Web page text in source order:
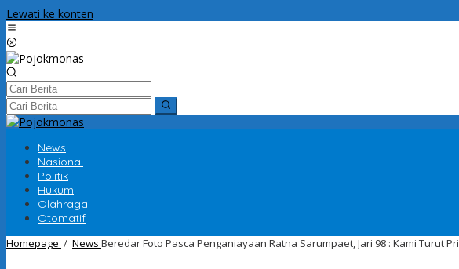
Lewati ke konten
News
Nasional
Politik
Hukum
Olahraga
Otomatif
Homepage / News Beredar Foto Pasca Penganiayaan Ratna Sarumpaet, Jari 98 : Kami Turut